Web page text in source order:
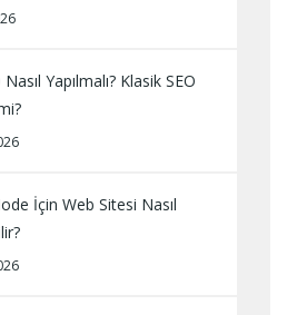
Yapılmalı? Klasik SEO
İçin Web Sitesi Nasıl